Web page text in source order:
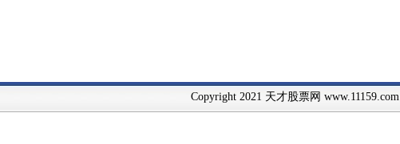
Copyright 2021 天才股票网 www.11159.com